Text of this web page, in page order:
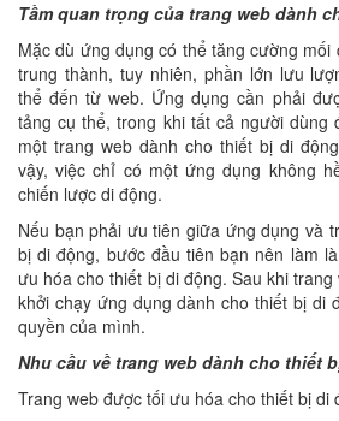
Tầm quan trọng của trang web dành
Mặc dù ứng dụng có thể tăng cường mối
trung thành, tuy nhiên, phần lớn lưu
thể đến từ web. Ứng dụng cần phải
tảng cụ thể, trong khi tất cả người dùng
một trang web dành cho thiết bị di
vậy, việc chỉ có một ứng dụng không
chiến lược di động.
Nếu bạn phải ưu tiên giữa ứng dụng và
bị di động, bước đầu tiên bạn nên làm
ưu hóa cho thiết bị di động. Sau khi
khởi chạy ứng dụng dành cho thiết bị di
quyền của mình.
Nhu cầu về trang web dành cho thiết
Trang web được tối ưu hóa cho thiết bị di